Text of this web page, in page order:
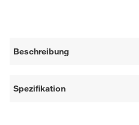
Beschreibung
Spezifikation